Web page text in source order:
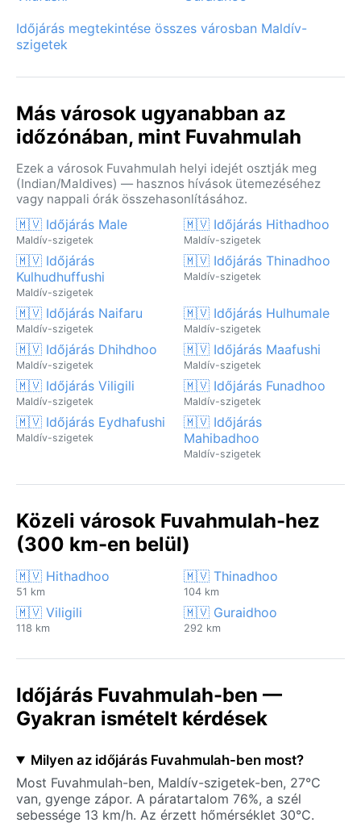
Időjárás megtekintése összes városban Maldív-
szigetek
Más városok ugyanabban az
időzónában, mint Fuvahmulah
Ezek a városok Fuvahmulah helyi idejét osztják meg
(Indian/Maldives) — hasznos hívások ütemezéséhez
vagy nappali órák összehasonlításához.
🇲🇻 Időjárás Male
Maldív-szigetek
🇲🇻 Időjárás Hithadhoo
Maldív-szigetek
🇲🇻 Időjárás
Kulhudhuffushi
Maldív-szigetek
🇲🇻 Időjárás Thinadhoo
Maldív-szigetek
🇲🇻 Időjárás Naifaru
Maldív-szigetek
🇲🇻 Időjárás Hulhumale
Maldív-szigetek
🇲🇻 Időjárás Dhihdhoo
Maldív-szigetek
🇲🇻 Időjárás Maafushi
Maldív-szigetek
🇲🇻 Időjárás Viligili
Maldív-szigetek
🇲🇻 Időjárás Funadhoo
Maldív-szigetek
🇲🇻 Időjárás Eydhafushi
Maldív-szigetek
🇲🇻 Időjárás
Mahibadhoo
Maldív-szigetek
Közeli városok Fuvahmulah-hez
(300 km-en belül)
🇲🇻 Hithadhoo
51 km
🇲🇻 Thinadhoo
104 km
🇲🇻 Viligili
118 km
🇲🇻 Guraidhoo
292 km
Időjárás Fuvahmulah-ben —
Gyakran ismételt kérdések
Milyen az időjárás Fuvahmulah-ben most?
Most Fuvahmulah-ben, Maldív-szigetek-ben, 27°C
van, gyenge zápor. A páratartalom 76%, a szél
sebessége 13 km/h. Az érzett hőmérséklet 30°C.